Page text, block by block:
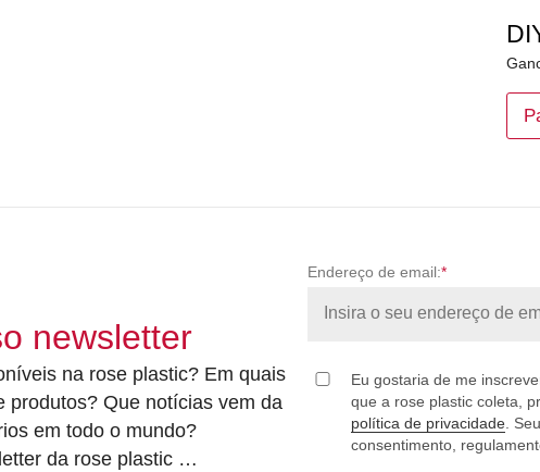
newsletter
na rose plastic? Em quais
produtos? Que notícias vem da
em todo o mundo?
da rose plastic …
Endereço de email:*
Eu gostaria de me
que a rose plastic coleta,
política de privacidade .
consentimento,